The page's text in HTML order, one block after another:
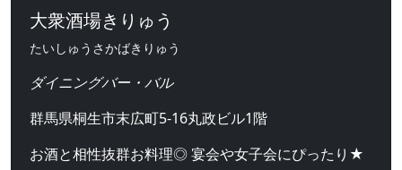
大衆酒場きりゅう
たいしゅうさかばきりゅう
ダイニングバー・バル
群馬県桐生市末広町5-16丸政ビル1階
お酒と相性抜群お料理◎ 宴会や女子会にぴったり★